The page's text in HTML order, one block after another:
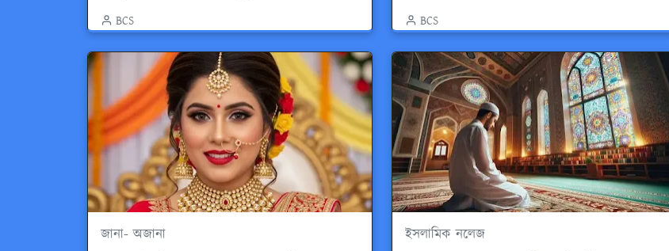
BCS BCS
জানা- অজানা ইসলামিক নলেজ